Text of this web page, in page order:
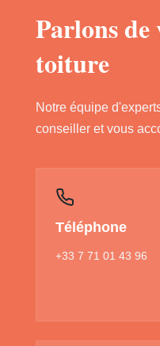
Parlons
toiture
Notre équipe
conseiller et vous
Téléphone
+33 7 71 01 43 96